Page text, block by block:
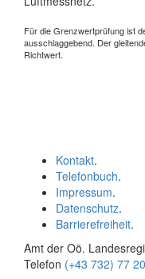
Für die Grenzwertprüfung ist
ausschlaggebend. Der
Richtwert.
Kontakt.
Telefonbuch.
Impressum.
Datenschutz.
Barrierefreiheit.
Amt der Oö.
Telefon (+43 732) 77